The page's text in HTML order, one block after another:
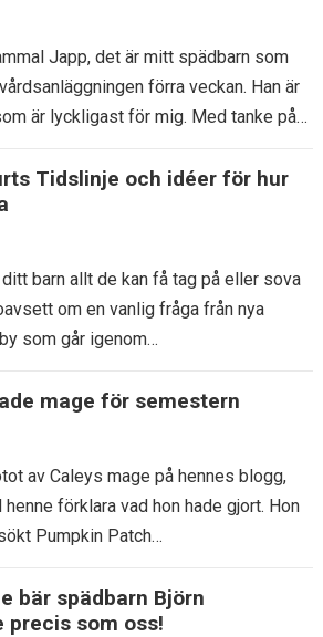
Japp, det är mitt spädbarn som
förra veckan. Han är
är lyckligast för mig. Med tanke på…
Tidslinje och idéer för hur
barn allt de kan få tag på eller sova
om en vanlig fråga från nya
som går igenom…
mage för semestern
av Caleys mage på hennes blogg,
förklara vad hon hade gjort. Hon
Pumpkin Patch…
bär spädbarn Björn
precis som oss!